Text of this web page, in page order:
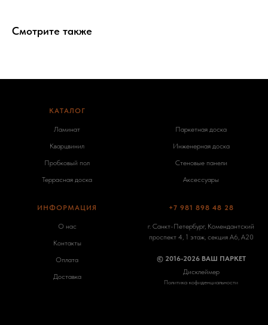
Смотрите также
КАТАЛОГ
Ламинат
Кварцвинил
Пробковый пол
Террасная доска
Паркетная доска
Инженерная доска
Стеновые панели
Аксессуары
ИНФОРМАЦИЯ
О нас
Контакты
Оплата
Доставка
+7 981 898 48 28
г. Санкт-Петербург, Комендантский
проспект 4, 1 этаж, секция А6, А20
© 2016-2026 ВАШ ПАРКЕТ
Дисклеймер
Политика кофиденциальности